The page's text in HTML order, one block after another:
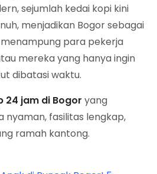
sejumlah kedai kopi kini
menjadikan Bogor sebagai
para pekerja
mereka yang hanya ingin
dibatasi waktu.
24 jam di Bogor yang
nyaman, fasilitas lengkap,
ramah kantong.